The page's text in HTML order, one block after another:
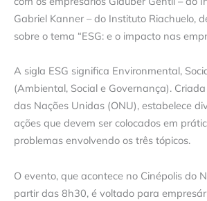
Gabriel Kanner – do Instituto Riachuelo,
sobre o tema “ESG: e o impacto nas
A sigla ESG significa Environmental,
(Ambiental, Social e Governança).
das Nações Unidas (ONU), estabelece
ações que devem ser colocados em
problemas envolvendo os três tópicos.
O evento, que acontece no Cinépolis do
partir das 8h30, é voltado para